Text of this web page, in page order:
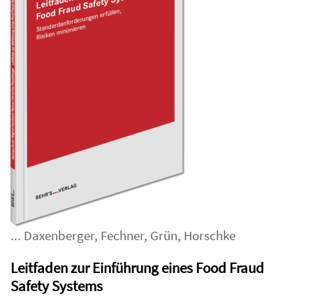
... Daxenberger, Fechner, Grün, Horschke
Leitfaden zur Einführung eines Food Fraud
Safety Systems